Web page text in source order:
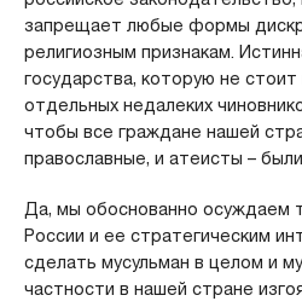
запрещает любые формы
религиозным признакам.
государства, которую не
отдельных недалеких
чтобы все граждане нашей
православные, и атеисты –
Да, мы обоснованно осуждаем
России и ее стратегическим
сделать мусульман в целом и
частности в нашей стране